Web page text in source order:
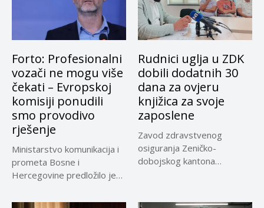
Forto: Profesionalni
vozači ne mogu više
čekati – Evropskoj
komisiji ponudili
smo provodivo
rješenje
Ministarstvo komunikacija i
prometa Bosne i
Hercegovine predložilo je
privremeno...
Rudnici uglja u ZDK
dobili dodatnih 30
dana za ovjeru
knjižica za svoje
zaposlene
Zavod zdravstvenog
osiguranja Zeničko-
dobojskog kantona